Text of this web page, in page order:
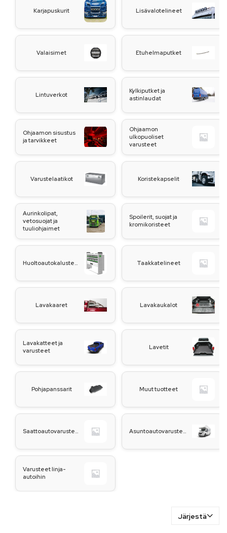
Karjapuskurit Lisävalotelineet
Valaisimet Etuhelmaputket
Lintuverkot
Kylkiputket ja
astinlaudat
Ohjaamon sisustus
ja tarvikkeet
Ohjaamon
ulkopuoliset
varusteet
Varustelaatikot Koristekapselit
Aurinkolipat,
vetosuojat ja
tuuliohjaimet
Spoilerit, suojat ja
kromikoristeet
Taakkatelineet
Lavakaaret Lavakaukalot
Lavakatteet ja
varusteet
Lavetit
Pohjapanssarit Muut tuotteet
Varusteet linja-
autoihin
Järjestä